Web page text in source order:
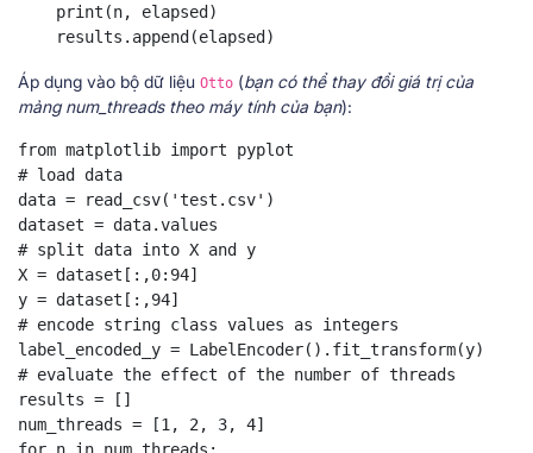
    print(n, elapsed)
    results.append(elapsed)
Áp dụng vào bộ dữ liệu Otto (bạn có thể thay đổi giá trị của
mảng num_threads theo máy tính của bạn):
from matplotlib import pyplot
# load data
data = read_csv('test.csv')
dataset = data.values
# split data into X and y
X = dataset[:,0:94]
y = dataset[:,94]
# encode string class values as integers
label_encoded_y = LabelEncoder().fit_transform(y)
# evaluate the effect of the number of threads
results = []
num_threads = [1, 2, 3, 4]